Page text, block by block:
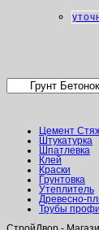
Цемент
Штукатурка
Шпатлевка
Клей
Краски
Грунтовка
Утеплитель
Древесно-
Трубы